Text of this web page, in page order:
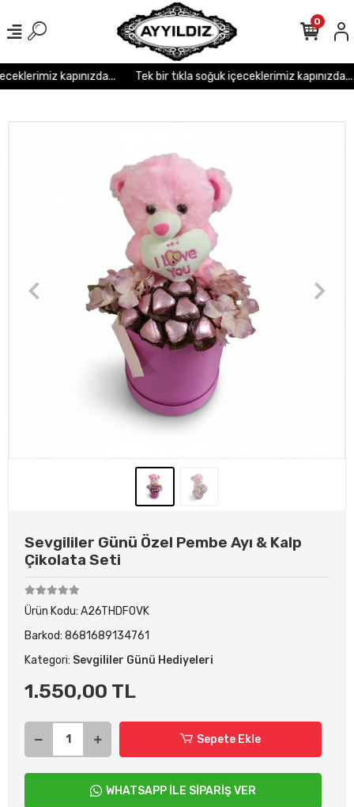
kapınızda... Tek bir tıkla soğuk içeceklerimiz kapınızda...
0
Sevgililer Günü Özel Pembe Ayı & Kalp
Çikolata Seti
Ürün Kodu: A26THDFOVK
Barkod: 8681689134761
Kategori: Sevgililer Günü Hediyeleri
1.550,00 TL
Sepete Ekle
WHATSAPP İLE SİPARİŞ VER